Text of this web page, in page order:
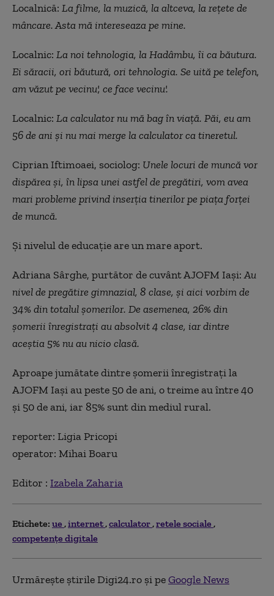
Localnică: La filme, la muzică, la altceva, la rețete de
mâncare. Asta mă intereseaza pe mine.
Localnic: La noi tehnologia, la Hadâmbu, îi ca băutura.
Ei săracii, ori băutură, ori tehnologia. Se uită pe telefon,
am văzut pe vecinu', ce face vecinu'.
Localnic: La calculator nu mă bag în viață. Păi, eu am
56 de ani și nu mai merge la calculator ca tineretul.
Ciprian Iftimoaei, sociolog: Unele locuri de muncă vor
dispărea și, în lipsa unei astfel de pregătiri, vom avea
mari probleme privind inserția tinerilor pe piața forței
de muncă.
Și nivelul de educație are un mare aport.
Adriana Sârghe, purtător de cuvânt AJOFM Iași:Au
nivel de pregătire gimnazial, 8 clase, și aici vorbim de
34% din totalul șomerilor. De asemenea, 26% din
șomerii înregistrați au absolvit 4 clase, iar dintre
aceștia 5% nu au nicio clasă.
Aproape jumătate dintre șomerii înregistrați la
AJOFM Iași au peste 50 de ani, o treime au între 40
și 50 de ani, iar 85% sunt din mediul rural.
reporter: Ligia Pricopi
operator: Mihai Boaru
Editor : Izabela Zaharia
Etichete: ue internet calculator retele sociale
competenţe digitale
Urmărește știrile Digi24.ro și peGoogle News